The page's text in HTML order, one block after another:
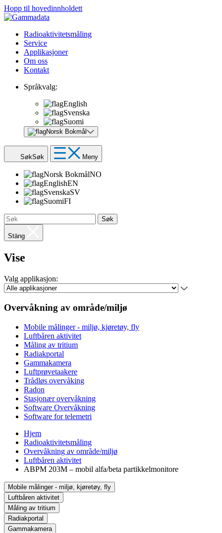
Hopp til hovedinnholdett
Radioaktivitetsmåling
Service
Applikasjoner
Om oss
Kontakt
Språkvalg:
English
Svenska
Suomi
Norsk Bokmål
SøkSøk Meny
Norsk BokmålNO
EnglishEN
SvenskaSV
SuomiFI
Søk
Stäng
Vise
Valg applikasjon:
Overvåkning av område/miljø
Mobile målinger - miljø, kjøretøy, fly
Luftbåren aktivitet
Måling av tritium
Radiakportal
Gammakamera
Luftprøvetaakere
Trådløs overvåking
Radon
Stasjonær overvåkning
Software Overvåkning
Software for telemetri
Hjem
Radioaktivitetsmåling
Overvåkning av område/miljø
Luftbåren aktivitet
ABPM 203M – mobil alfa/beta partikkelmonitore
Mobile målinger - miljø, kjøretøy, fly
Luftbåren aktivitet
Måling av tritium
Radiakportal
Gammakamera